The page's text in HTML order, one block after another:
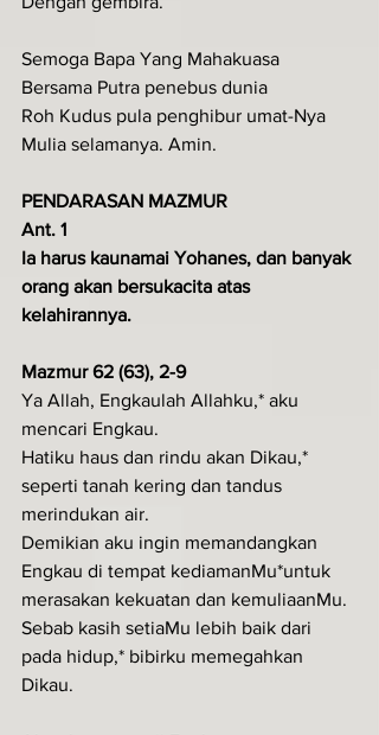
Semoga Bapa Yang Mahakuasa
Bersama Putra penebus dunia
Roh Kudus pula penghibur umat-Nya
Mulia selamanya. Amin.
PENDARASAN MAZMUR
Ant. 1
Ia harus kaunamai Yohanes, dan banyak
orang akan bersukacita atas
kelahirannya.
Mazmur 62 (63), 2-9
Ya Allah, Engkaulah Allahku,* aku
mencari Engkau.
Hatiku haus dan rindu akan Dikau,*
seperti tanah kering dan tandus
merindukan air.
Demikian aku ingin memandangkan
Engkau di tempat kediamanMu*untuk
merasakan kekuatan dan kemuliaanMu.
Sebab kasih setiaMu lebih baik dari
pada hidup,* bibirku memegahkan
Dikau.